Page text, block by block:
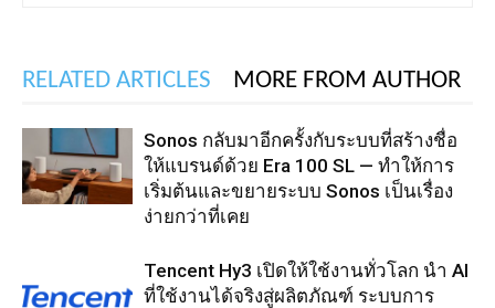
RELATED ARTICLES MORE FROM AUTHOR
Sonos กลับมาอีกครั้งกับระบบที่สร้างชื่อ
ให้แบรนด์ด้วย Era 100 SL — ทำให้การ
เริ่มต้นและขยายระบบ Sonos เป็นเรื่อง
ง่ายกว่าที่เคย
Tencent Hy3 เปิดให้ใช้งานทั่วโลก นำ AI
ที่ใช้งานได้จริงสู่ผลิตภัณฑ์ ระบบการ